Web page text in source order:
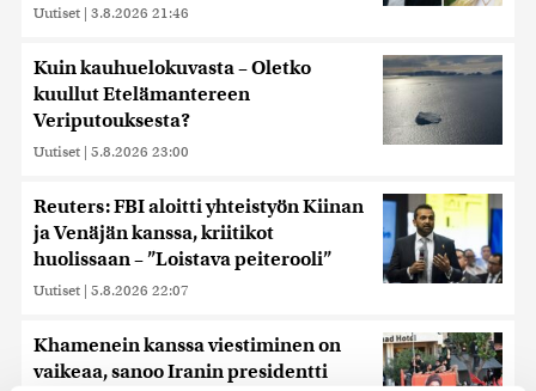
Uutiset | 3.8.2026 21:46
Kuin kauhuelokuvasta – Oletko
kuullut Etelämantereen
Veriputouksesta?
Uutiset | 5.8.2026 23:00
Reuters: FBI aloitti yhteistyön Kiinan
ja Venäjän kanssa, kriitikot
huolissaan – ”Loistava peiterooli”
Uutiset | 5.8.2026 22:07
Khamenein kanssa viestiminen on
vaikeaa, sanoo Iranin presidentti